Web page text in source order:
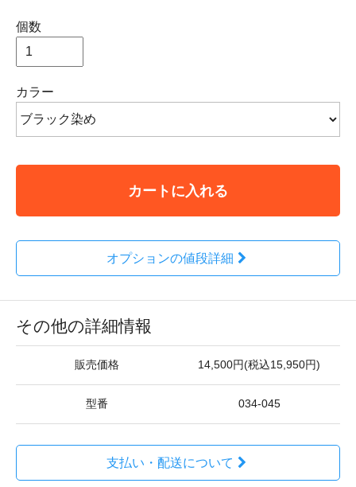
個数
カラー
カートに入れる
オプションの値段詳細
その他の詳細情報
販売価格 14,500円(税込15,950円)
型番 034-045
支払い・配送について